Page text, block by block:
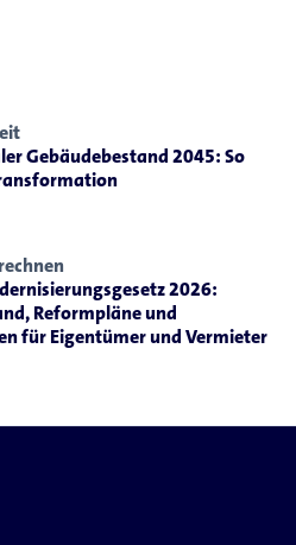
Gebäudebestand 2045: So
2026:
Reformpläne und
für Eigentümer und Vermieter